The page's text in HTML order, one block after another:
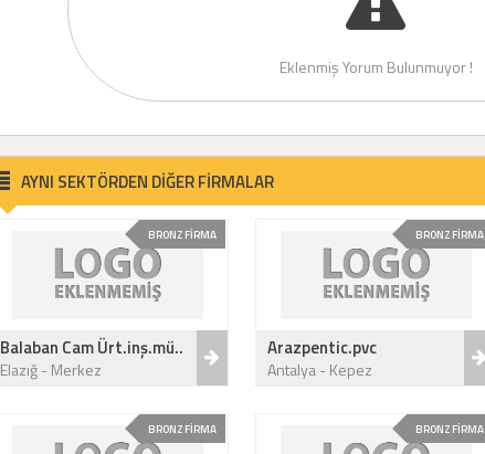
Eklenmiş Yorum Bulunmuyor !
AYNI SEKTÖRDEN DİĞER FİRMALAR
BRONZ FİRMA
Balaban Cam Ürt.inş.mü..
Elazığ - Merkez
BRONZ FİRMA
Arazpentic.pvc
Antalya - Kepez
BRONZ FİRMA BRONZ FİRMA